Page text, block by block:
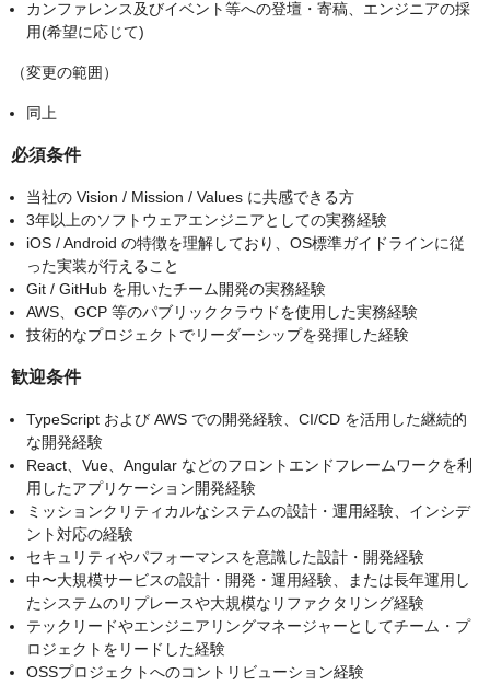
カンファレンス及びイベント等への登壇・寄稿、エンジニアの採
用(希望に応じて)
（変更の範囲）
同上
必須条件
当社の Vision / Mission / Values に共感できる方
3年以上のソフトウェアエンジニアとしての実務経験
iOS / Android の特徴を理解しており、OS標準ガイドラインに従
った実装が行えること
Git / GitHub を用いたチーム開発の実務経験
AWS、GCP 等のパブリッククラウドを使用した実務経験
技術的なプロジェクトでリーダーシップを発揮した経験
歓迎条件
TypeScript および AWS での開発経験、CI/CD を活用した継続的
な開発経験
React、Vue、Angular などのフロントエンドフレームワークを利
用したアプリケーション開発経験
ミッションクリティカルなシステムの設計・運用経験、インシデ
ント対応の経験
セキュリティやパフォーマンスを意識した設計・開発経験
中〜大規模サービスの設計・開発・運用経験、または長年運用し
たシステムのリプレースや大規模なリファクタリング経験
テックリードやエンジニアリングマネージャーとしてチーム・プ
ロジェクトをリードした経験
OSSプロジェクトへのコントリビューション経験